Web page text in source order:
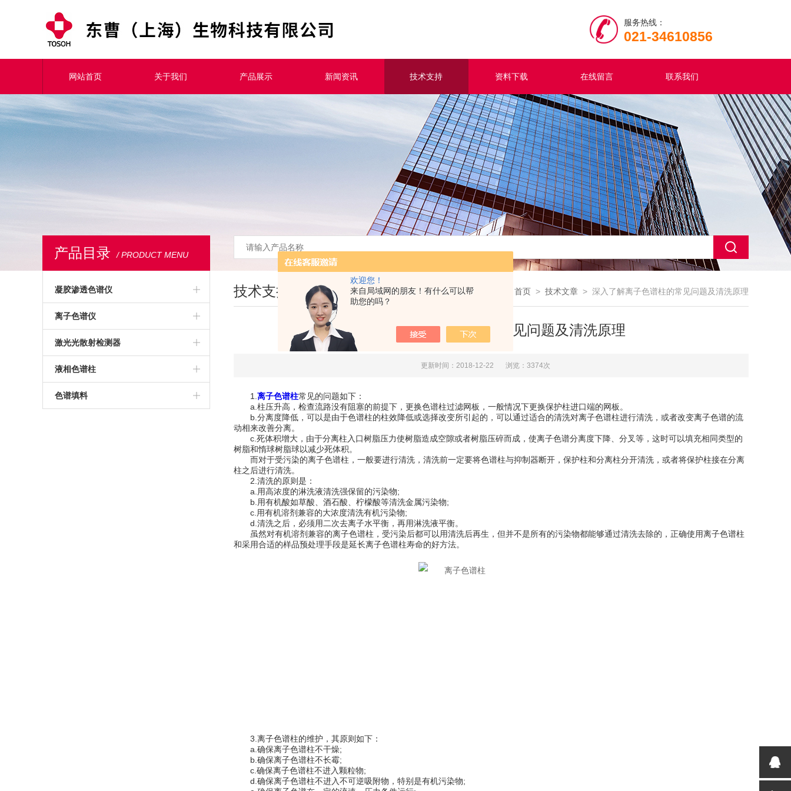
欢迎您！
来自局域网的朋友！有什么可以帮
助您的吗？
服务热线：
021-34610856
网站首页 关于我们 产品展示 新闻资讯 技术支持 资料下载 在线留言 联系我们
产品目录 / PRODUCT MENU
凝胶渗透色谱仪
高温凝胶渗透色谱仪
常温凝胶渗透色谱仪
聚苯乙烯标准品
离子色谱仪
激光光散射检测器
液相色谱柱
亲和色谱柱
色谱填料
技术支持 您现在的位置： 首页 > 技术文章 > 深入了解离子色谱柱的常见问题及清洗原理
深入了解离子色谱柱的常见问题及清洗原理
更新时间：2018-12-22 浏览：3374次
1. 离子色谱柱常见的问题如下：
a.柱压升高，检查流路没有阻塞的前提下，更换色谱柱过滤网板，一般情况下更换保护柱进口端的网板。
b.分离度降低，可以是由于色谱柱的柱效降低或选择改变所引起的，可以通过适合的清洗对离子色谱柱进行清洗，或者改变离子色谱的流
动相来改善分离。
c.死体积增大，由于分离柱入口树脂压力使树脂造成空隙或者树脂压碎而成，使离子色谱分离度下降、分叉等，这时可以填充相同类型的
树脂和惰球树脂球以减少死体积。
而对于受污染的离子色谱柱，一般要进行清洗，清洗前一定要将色谱柱与抑制器断开，保护柱和分离柱分开清洗，或者将保护柱接在分离
柱之后进行清洗。
2.清洗的原则是：
a.用高浓度的淋洗液清洗强保留的污染物;
b.用有机酸如草酸、酒石酸、柠檬酸等清洗金属污染物;
c.用有机溶剂兼容的大浓度清洗有机污染物;
d.清洗之后，必须用二次去离子水平衡，再用淋洗液平衡。
虽然对有机溶剂兼容的离子色谱柱，受污染后都可以用清洗后再生，但并不是所有的污染物都能够通过清洗去除的，正确使用离子色谱柱
和采用合适的样品预处理手段是延长离子色谱柱寿命的好方法。
3.离子色谱柱的维护，其原则如下：
a.确保离子色谱柱不干燥;
b.确保离子色谱柱不长霉;
c.确保离子色谱柱不进入颗粒物;
d.确保离子色谱柱不进入不可逆吸附物，特别是有机污染物;